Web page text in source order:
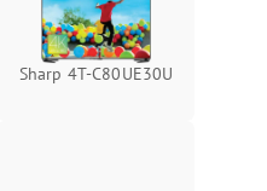
Sharp 4T-C80UE30U